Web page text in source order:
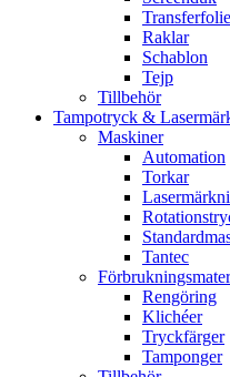
Transferfolie
Raklar
Schablon
Tejp
Tillbehör
Tampotryck &
Maskiner
Automation
Torkar
Tantec
Rengöring
Klichéer
Tryckfärger
Tamponger